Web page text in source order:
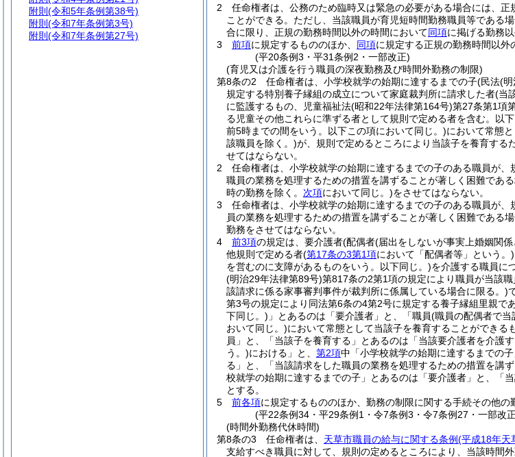
2
任命権者は、公務のため臨時又は緊急の必要がある場合には、
ことができる。 ただし、当該職員が育児短時間勤務職員等である
合に限り、正規の勤務時間以外の時間において同項に掲げる勤務
3
前項に規定するもののほか、 同項に規定する正規の勤務時間以外
(平20条例3・平31条例2・一部改正)
(育児又は介護を行う職員の深夜勤務及び時間外勤務の制限)
第8条の2
任命権者は、小学校就学の始期に達するまでの子(民法(明
規定する特別養子縁組の成立について家庭裁判所に請求した者(当
に監護するもの、児童福祉法(昭和22年法律第164号)第27条第1項
る児童その他これらに準ずる者として規則で定める者を含む。以
前5時までの間をいう。以下この項において同じ。)において常態
該職員を除く。)が、規則で定めるところにより当該子を養育する
せてはならない。
2
任命権者は、小学校就学の始期に達するまでの子のある職員が
職員の業務を処理するための措置を講ずることが著しく困難である
時の勤務を除く。 次項において同じ。)をさせてはならない。
3
任命権者は、小学校就学の始期に達するまでの子のある職員が
員の業務を処理するための措置を講ずることが著しく困難である
勤務をさせてはならない。
4
前3項の規定は、要介護者(配偶者(届出をしないが事実上婚姻関
他規則で定める者(第17条の3第1項において「配偶者等」という。)
を営むのに支障があるものをいう。以下同じ。)を介護する職員に
(明治29年法律第89号)第817条の2第1項の規定により職員が当該
該請求に係る家事審判事件が裁判所に係属している場合に限る。)
第3号の規定により同法第6条の4第2号に規定する養子縁組里親
下同じ。) 」とあるのは「要介護者」と、「職員(職員の配偶者で当
おいて同じ。)において常態として当該子を養育することができ
員」と、「当該子を養育する」とあるのは「当該要介護者を介護
う。)における」と、 第2項中「小学校就学の始期に達するまでの
る」と、「当該請求をした職員の業務を処理するための措置を講
校就学の始期に達するまでの子」とあるのは「要介護者」と、「
とする。
5
前各項に規定するもののほか、勤務の制限に関する手続その他の
(平22条例34・平29条例1・令7条例3・令7条例27・一部改
(時間外勤務代休時間)
第8条の3
任命権者は、 天草市職員の給与に関する条例(平成18年天
支給すべき職員に対して、規則の定めるところにより、当該時間
附則 (令和5年条例第38号)
附則 (令和7年条例第3号)
附則 (令和7年条例第27号)